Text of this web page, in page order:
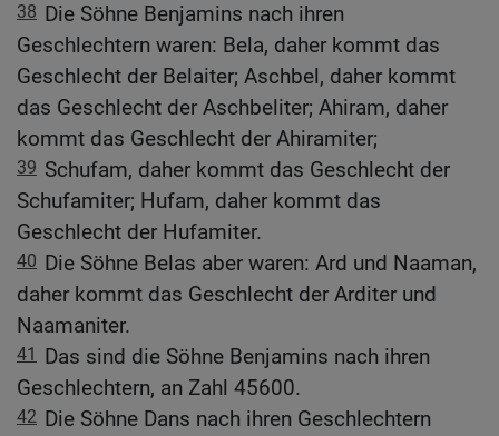
38 Die Söhne Benjamins nach ihren
Geschlechtern waren: Bela, daher kommt das
Geschlecht der Belaiter; Aschbel, daher kommt
das Geschlecht der Aschbeliter; Ahiram, daher
kommt das Geschlecht der Ahiramiter;
39 Schufam, daher kommt das Geschlecht der
Schufamiter; Hufam, daher kommt das
Geschlecht der Hufamiter.
40 Die Söhne Belas aber waren: Ard und Naaman,
daher kommt das Geschlecht der Arditer und
Naamaniter.
41 Das sind die Söhne Benjamins nach ihren
Geschlechtern, an Zahl 45600.
42 Die Söhne Dans nach ihren Geschlechtern